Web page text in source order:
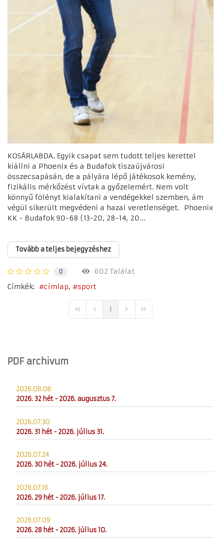
KOSÁRLABDA. Egyik csapat sem tudott teljes kerettel
kiállni a Phoenix és a Budafok tiszaújvárosi
összecsapásán, de a pályára lépő játékosok kemény,
fizikális mérkőzést vívtak a győzelemért. Nem volt
könnyű fölényt kialakítani a vendégekkel szemben, ám
végül sikerült megvédeni a hazai veretlenséget. Phoenix
KK - Budafok 90-68 (13-20, 28-14, 20...
Tovább a teljes bejegyzéshez
0
602 Találat
Címkék:
címlap sport
First PagePrevious Page
1 Next PageLast Page
PDF archivum
2026.08.06
2026. 32 hét - 2026. augusztus 7.
2026.07.30
2026. 31 hét - 2026. július 31.
2026.07.24
2026. 30 hét - 2026. július 24.
2026.07.16
2026. 29 hét - 2026. július 17.
2026.07.09
2026. 28 hét - 2026. július 10.